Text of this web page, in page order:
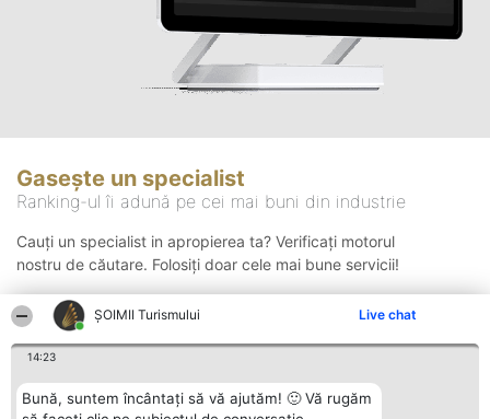
ȘOIMII Turismului Live chat
14:23
Bună, suntem încântați să vă ajutăm! 🙂 Vă rugăm
Gasește un specialist
Ranking-ul îi adună pe cei mai buni din industrie
Cauți un specialist in apropierea ta? Verificați motorul
nostru de căutare. Folosiți doar cele mai bune servicii!